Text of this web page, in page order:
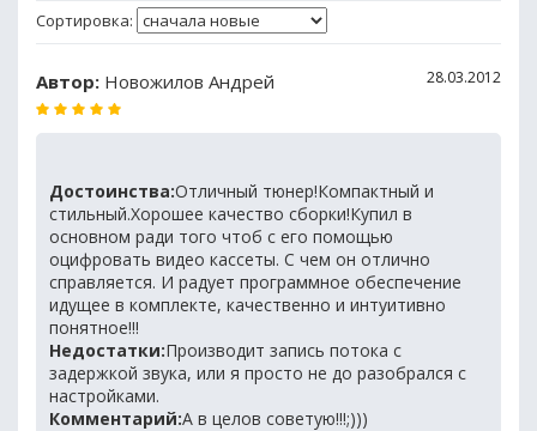
Сортировка:
Автор: Новожилов Андрей 28.03.2012
Достоинства:Отличный тюнер!Компактный и
стильный.Хорошее качество сборки!Купил в
основном ради того чтоб с его помощью
оцифровать видео кассеты. С чем он отлично
справляется. И радует программное обеспечение
идущее в комплекте, качественно и интуитивно
понятное!!!
Недостатки:Производит запись потока с
задержкой звука, или я просто не до разобрался с
настройками.
Комментарий:А в целов советую!!!;)))